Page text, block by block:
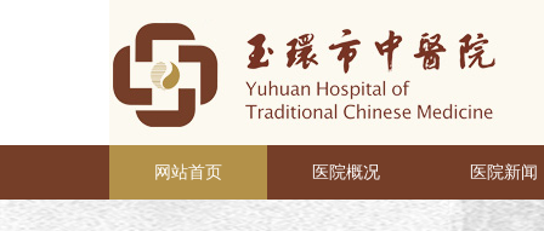
网站首页 医院概况 医院新闻